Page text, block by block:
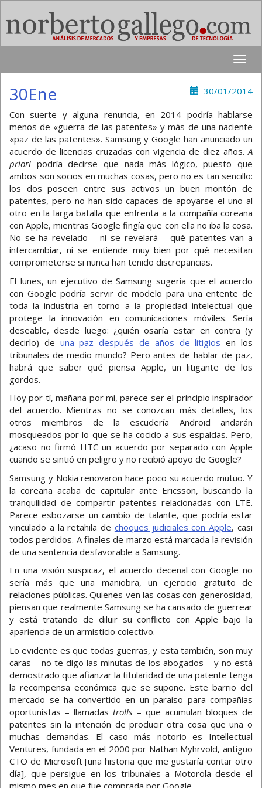
Toggle
30/01/2014
30Ene
Con suerte y alguna renuncia, en 2014 podría hablarse
menos de «guerra de las patentes» y más de una naciente
«paz de las patentes». Samsung y Google han anunciado un
acuerdo de licencias cruzadas con vigencia de diez años.A
priori podría decirse que nada más lógico, puesto que
ambos son socios en muchas cosas, pero no es tan sencillo:
los dos poseen entre sus activos un buen montón de
patentes, pero no han sido capaces de apoyarse el uno al
otro en la larga batalla que enfrenta a la compañía coreana
con Apple, mientras Google fingía que con ella no iba la cosa.
No se ha revelado – ni se revelará – qué patentes van a
intercambiar, ni se entiende muy bien por qué necesitan
comprometerse si nunca han tenido discrepancias.
El lunes, un ejecutivo de Samsung sugería que el acuerdo
con Google podría servir de modelo para una entente de
toda la industria en torno a la propiedad intelectual que
protege la innovación en comunicaciones móviles. Sería
deseable, desde luego: ¿quién osaría estar en contra (y
decirlo) de una paz después de años de litigios en los
tribunales de medio mundo? Pero antes de hablar de paz,
habrá que saber qué piensa Apple, un litigante de los
gordos.
Hoy por tí, mañana por mí, parece ser el principio inspirador
del acuerdo. Mientras no se conozcan más detalles, los
otros miembros de la escudería Android andarán
mosqueados por lo que se ha cocido a sus espaldas. Pero,
¿acaso no firmó HTC un acuerdo por separado con Apple
cuando se sintió en peligro y no recibió apoyo de Google?
Samsung y Nokia renovaron hace poco su acuerdo mutuo. Y
la coreana acaba de capitular ante Ericsson, buscando la
tranquilidad de compartir patentes relacionadas con LTE.
Parece esbozarse un cambio de talante, que podría estar
vinculado a la retahila de choques judiciales con Apple, casi
todos perdidos. A finales de marzo está marcada la revisión
de una sentencia desfavorable a Samsung.
En una visión suspicaz, el acuerdo decenal con Google no
sería más que una maniobra, un ejercicio gratuito de
relaciones públicas. Quienes ven las cosas con generosidad,
piensan que realmente Samsung se ha cansado de guerrear
y está tratando de diluir su conflicto con Apple bajo la
apariencia de un armisticio colectivo.
Lo evidente es que todas guerras, y esta también, son muy
caras – no te digo las minutas de los abogados – y no está
demostrado que afianzar la titularidad de una patente tenga
la recompensa económica que se supone. Este barrio del
mercado se ha convertido en un paraíso para compañías
oportunistas – llamadastrolls – que acumulan bloques de
patentes sin la intención de producir otra cosa que una o
muchas demandas. El caso más notorio es Intellectual
Ventures, fundada en el 2000 por Nathan Myhrvold, antiguo
CTO de Microsoft [una historia que me gustaría contar otro
día], que persigue en los tribunales a Motorola desde el
mismo mes en que fue comprada por Google.